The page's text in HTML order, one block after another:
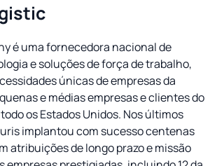
é uma fornecedora nacional de
e soluções de força de trabalho,
únicas de empresas da
e médias empresas e clientes do
os Estados Unidos. Nos últimos
implantou com sucesso centenas
atribuições de longo prazo e missão